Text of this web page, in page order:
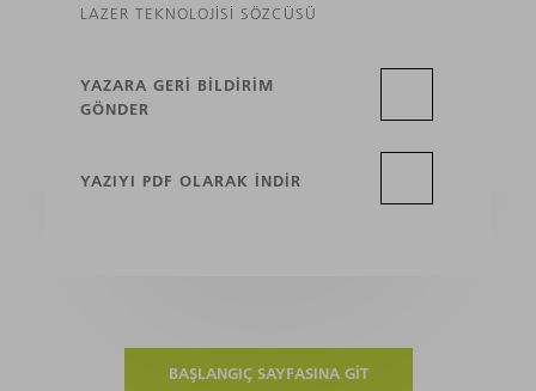
LAZER TEKNOLOJISI SÖZCÜSÜ
YAZARA GERI BILDIRIM
GÖNDER
YAZIYI PDF OLARAK INDIR
BAŞLANGIÇ SAYFASINA GIT